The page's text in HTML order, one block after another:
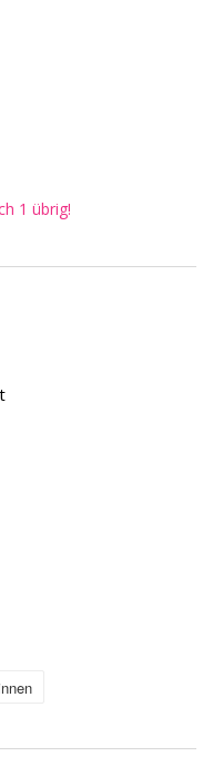
1 übrig!
pinnen